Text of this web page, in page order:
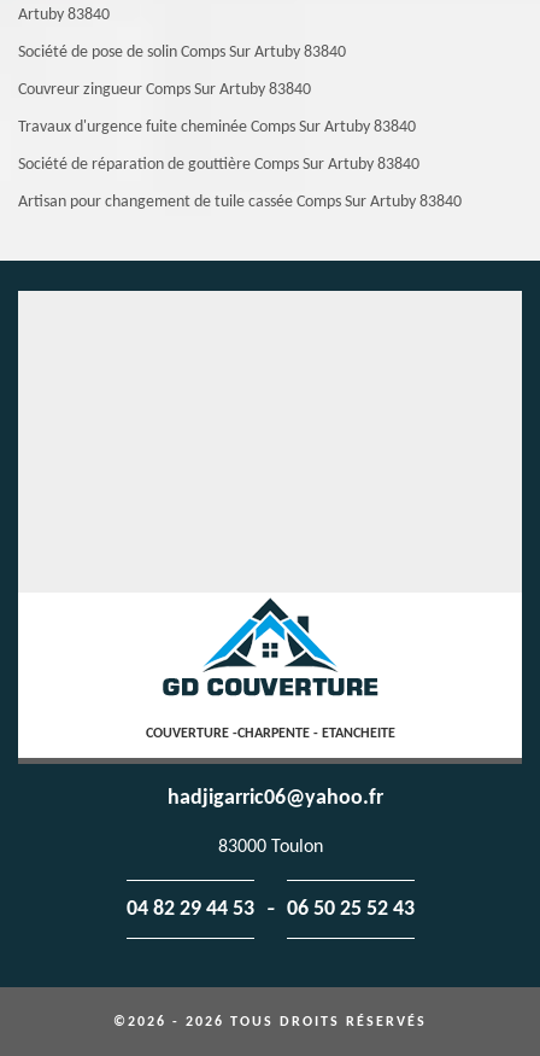
Artuby 83840
Société de pose de solin Comps Sur Artuby 83840
Couvreur zingueur Comps Sur Artuby 83840
Travaux d'urgence fuite cheminée Comps Sur Artuby 83840
Société de réparation de gouttière Comps Sur Artuby 83840
Artisan pour changement de tuile cassée Comps Sur Artuby 83840
COUVERTURE -CHARPENTE - ETANCHEITE
hadjigarric06@yahoo.fr
83000 Toulon
04 82 29 44 53 - 06 50 25 52 43
©2026 - 2026 TOUS DROITS RÉSERVÉS